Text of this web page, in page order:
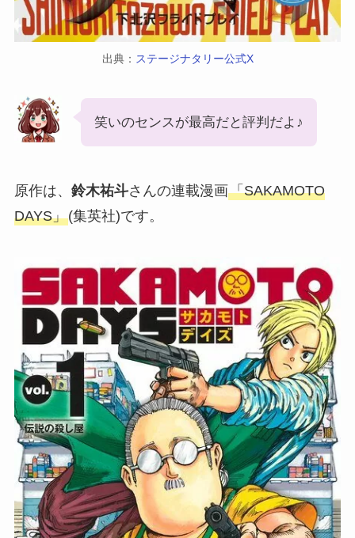
出典： ステージナタリー公式X
笑いのセンスが最高だと評判だよ♪
原作は、 鈴木祐斗さんの連載漫画「SAKAMOTO
DAYS」(集英社)です。